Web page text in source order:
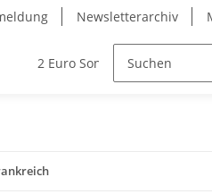
Newsletterarchiv
2 Euro Sondermünzen